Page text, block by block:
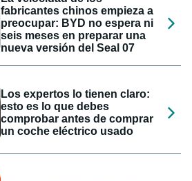
fabricantes chinos empieza a
preocupar: BYD no espera ni
seis meses en preparar una
nueva versión del Seal 07
Los expertos lo tienen claro:
esto es lo que debes
comprobar antes de comprar
un coche eléctrico usado